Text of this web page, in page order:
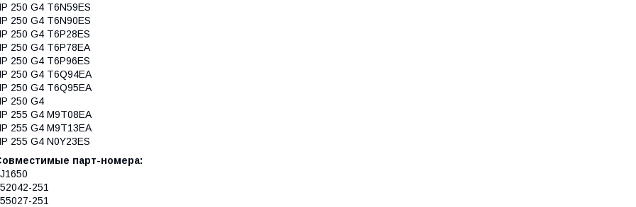
250 G4 T6N59ES
250 G4 T6N90ES
250 G4 T6P28ES
250 G4 T6P78EA
250 G4 T6P96ES
250 G4 T6Q94EA
250 G4 T6Q95EA
250 G4
255 G4 M9T08EA
255 G4 M9T13EA
255 G4 N0Y23ES
парт-номера:
251
251